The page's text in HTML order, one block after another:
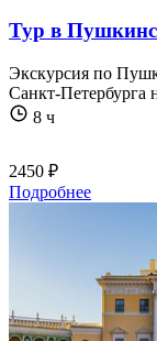
Тур в
Экскурсия по
Санкт-Петербурга
8 ч
2450 ₽
Подробнее